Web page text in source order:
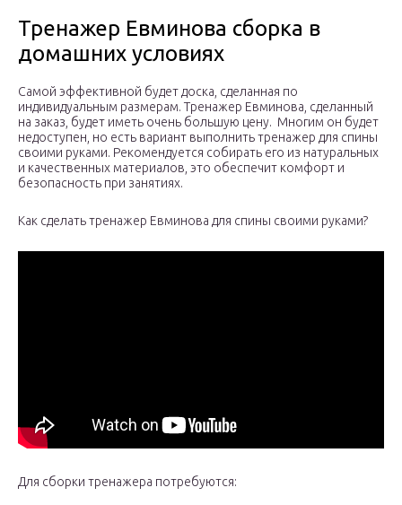
Тренажер Евминова сборка в
домашних условиях
Самой эффективной будет доска, сделанная по
индивидуальным размерам. Тренажер Евминова, сделанный
на заказ, будет иметь очень большую цену. Многим он будет
недоступен, но есть вариант выполнить тренажер для спины
своими руками. Рекомендуется собирать его из натуральных
и качественных материалов, это обеспечит комфорт и
безопасность при занятиях.
Как сделать тренажер Евминова для спины своими руками?
Для сборки тренажера потребуются: